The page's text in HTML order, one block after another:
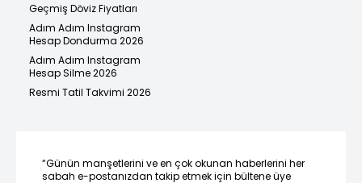
Geçmiş Döviz Fiyatları
Adım Adım Instagram
Hesap Dondurma 2026
Adım Adım Instagram
Hesap Silme 2026
Resmi Tatil Takvimi 2026
“Günün manşetlerini ve en çok okunan haberlerini her
sabah e-postanızdan takip etmek için bültene üye